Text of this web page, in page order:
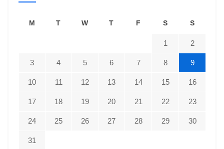
M T W T F S S
1 2
3 4 5 6 7 8 9
10 11 12 13 14 15 16
17 18 19 20 21 22 23
24 25 26 27 28 29 30
31